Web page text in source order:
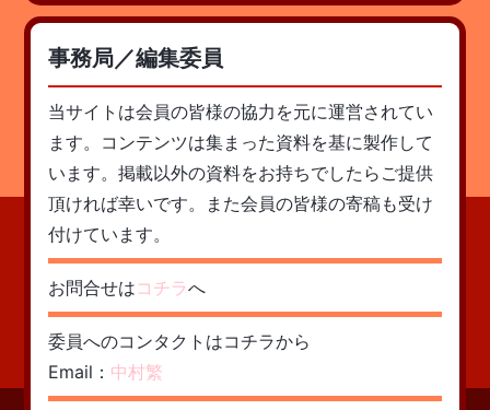
事務局／編集委員
当サイトは会員の皆様の協力を元に運営されてい
ます。コンテンツは集まった資料を基に製作して
います。掲載以外の資料をお持ちでしたらご提供
頂ければ幸いです。また会員の皆様の寄稿も受け
付けています。
お問合せは コチラへ
委員へのコンタクトはコチラから
Email： 中村繁